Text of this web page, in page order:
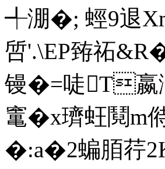
╃淜�; 蛵9退
啠'.\EP臶祏
镘�=唗T嬴
竃�x璾蚟鬩m
� :a�2蝙脜荇